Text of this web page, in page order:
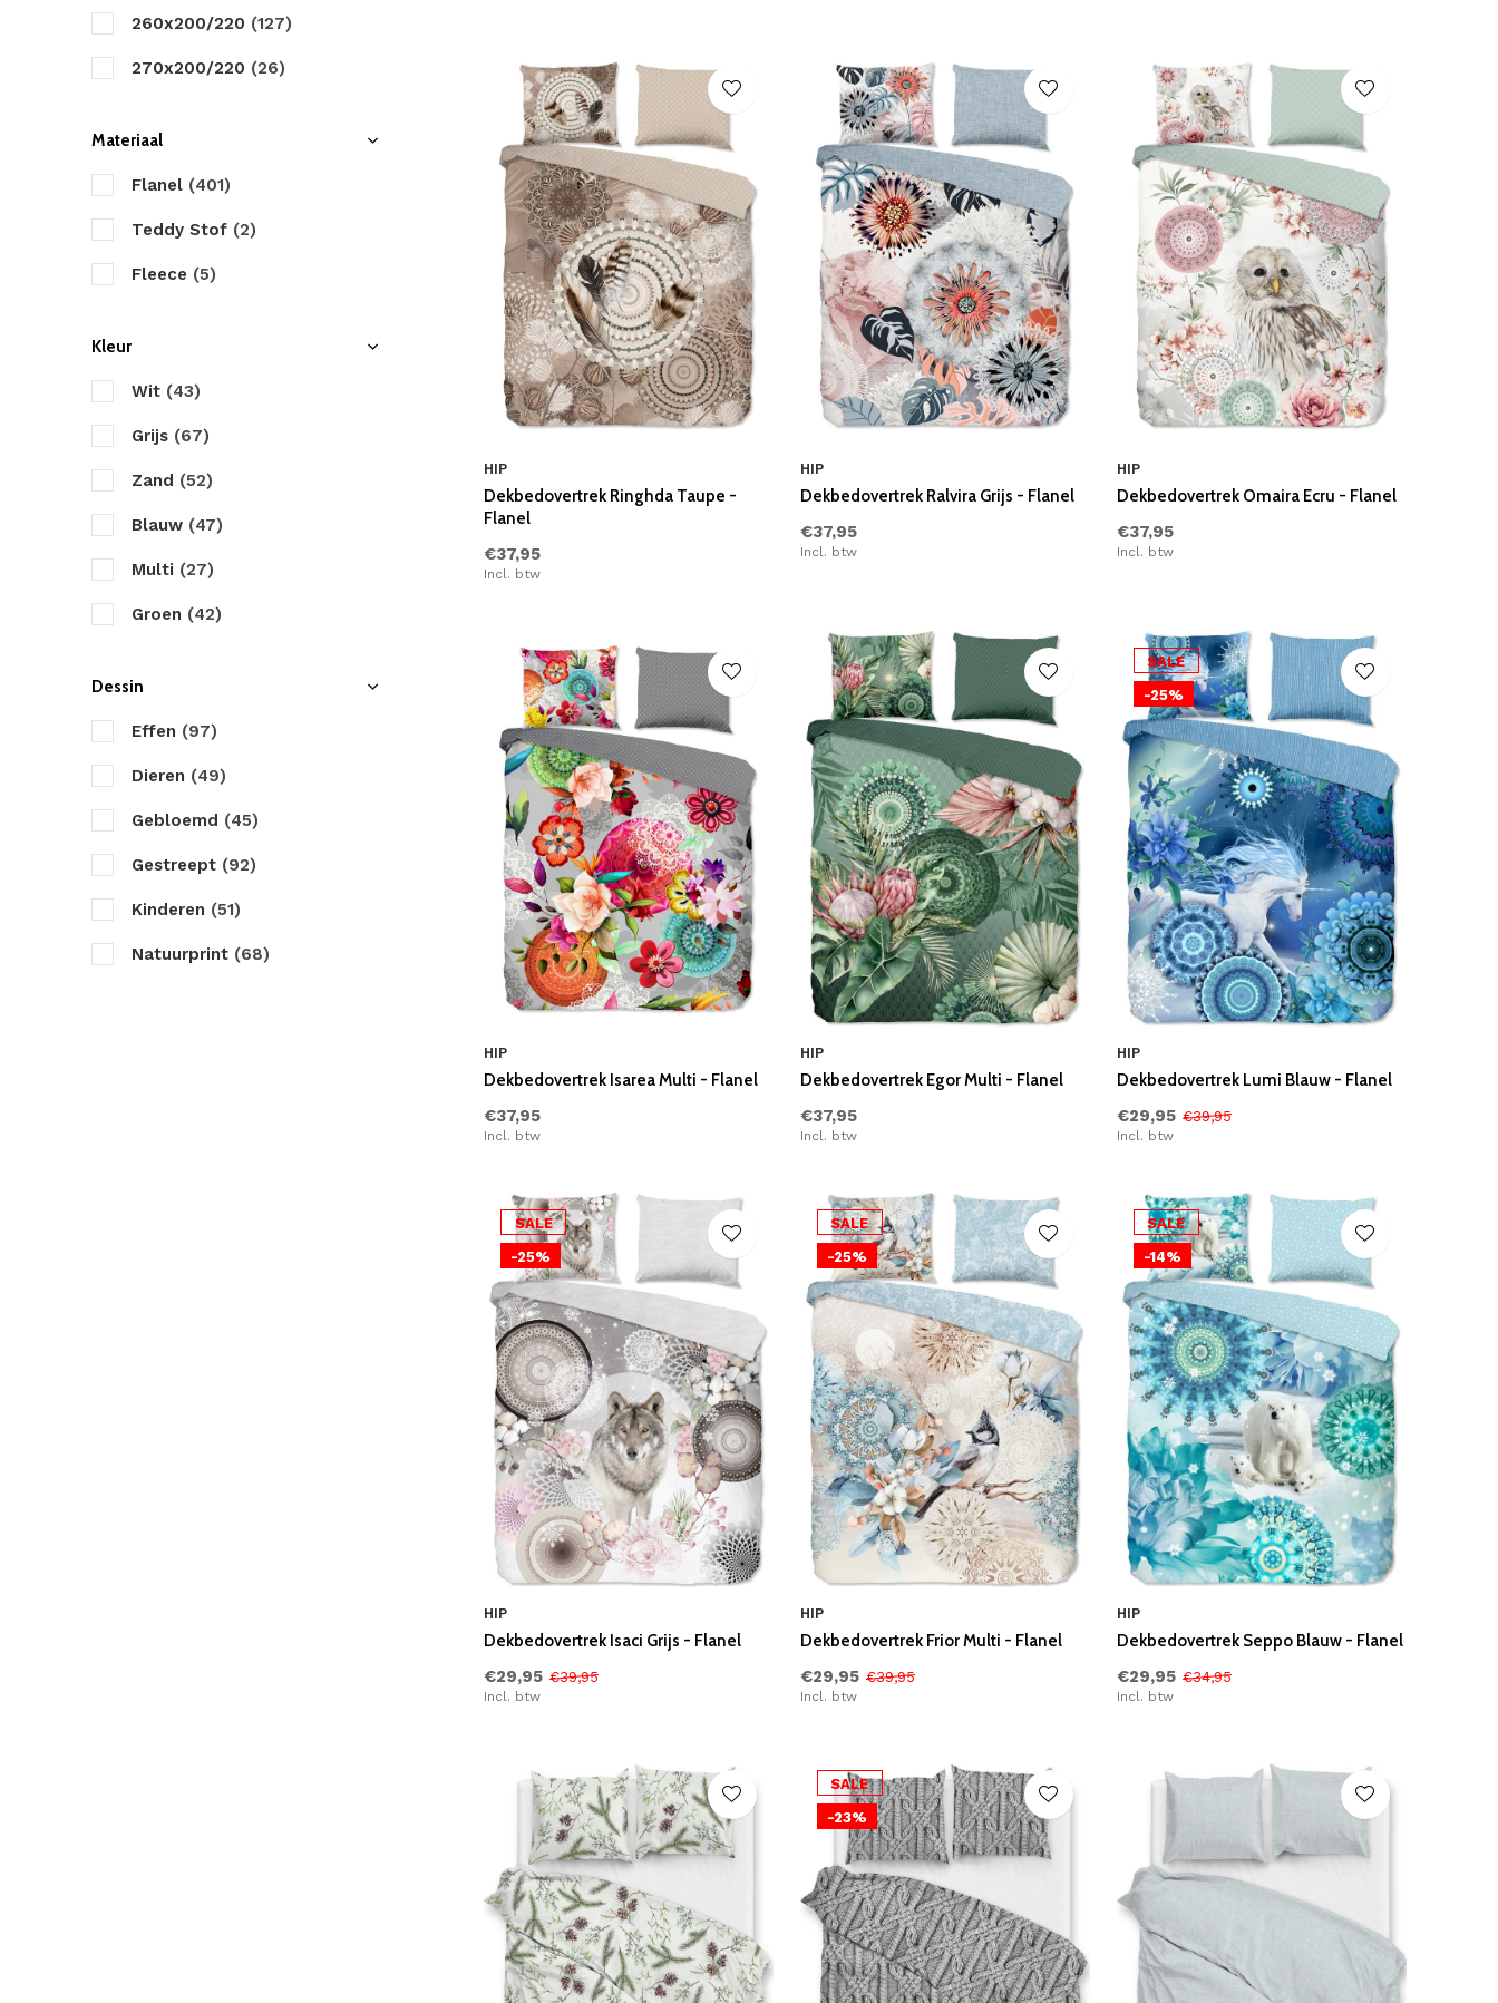
HIP
Dekbedovertrek Ringhda Taupe -
Flanel
€37,95
Incl. btw
HIP
Dekbedovertrek Ralvira Grijs - Flanel
€37,95
Incl. btw
HIP
Dekbedovertrek Omaira Ecru - Flanel
€37,95
Incl. btw
HIP
Dekbedovertrek Isarea Multi - Flanel
€37,95
Incl. btw
HIP
Dekbedovertrek Egor Multi - Flanel
€37,95
Incl. btw
SALE
-25%
HIP
Dekbedovertrek Lumi Blauw - Flanel
€29,95 €39,95
Incl. btw
SALE
-25%
HIP
Dekbedovertrek Isaci Grijs - Flanel
€29,95 €39,95
Incl. btw
SALE
-25%
HIP
Dekbedovertrek Frior Multi - Flanel
€29,95 €39,95
Incl. btw
SALE
-14%
HIP
Dekbedovertrek Seppo Blauw - Flanel
€29,95 €34,95
Incl. btw
SALE
-23%
ZO! Home
Zydante
260x200/220 (127)
270x200/220 (26)
Materiaal
Flanel (401)
Teddy Stof (2)
Fleece (5)
Kleur
Wit (43)
Grijs (67)
Zand (52)
Blauw (47)
Multi (27)
Groen (42)
Dessin
Effen (97)
Dieren (49)
Gebloemd (45)
Gestreept (92)
Kinderen (51)
Natuurprint (68)